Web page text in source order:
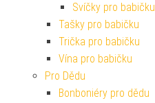
Svíčky pro babičku
Tašky pro babičku
Trička pro babičku
Vína pro babičku
Pro Dědu
Bonboniéry pro dědu